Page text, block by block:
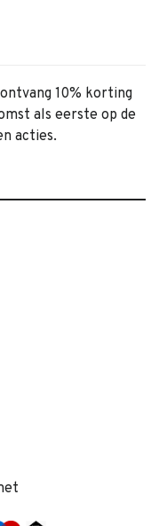
10% korting
als eerste op de
acties.